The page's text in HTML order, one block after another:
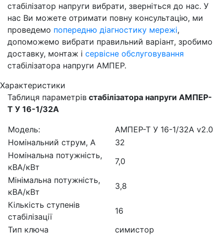
стабілізатор напруги вибрати, зверніться до нас. У
нас Ви можете отримати повну консультацію, ми
проведемо попередню діагностику мережі,
допоможемо вибрати правильний варіант, зробимо
доставку, монтаж і сервісне обслуговування
стабілізатора напруги АМПЕР.
Характеристики
Таблиця параметрів стабілізатора напруги АМПЕР-
Т У 16-1/32А
Модель:
АМПЕР-Т У 16-1/32A v2.0
Номінальний струм, А
32
Номінальна потужність,
кВА/кВт
7,0
Мінімальна потужність,
кВА/кВт
3,8
Кількість ступенів
стабілізації
16
Тип ключа
симистор